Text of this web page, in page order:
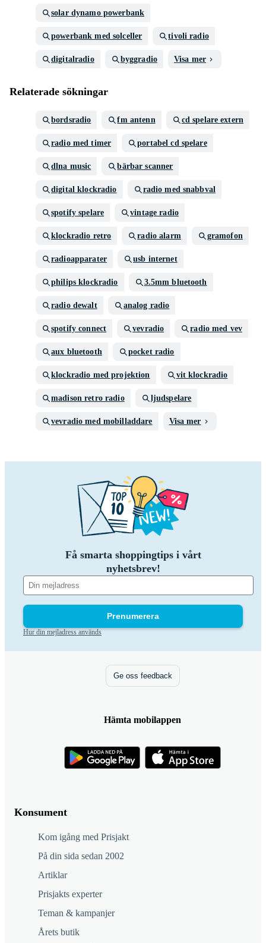
solar dynamo powerbank
powerbank med solceller tivoli radio
digitalradio byggradio Visa mer
Relaterade sökningar
bordsradio fm antenn cd spelare extern
radio med timer portabel cd spelare
dlna music bärbar scanner
digital klockradio radio med snabbval
spotify spelare vintage radio
klockradio retro radio alarm gramofon
radioapparater usb internet
philips klockradio 3.5mm bluetooth
radio dewalt analog radio
spotify connect vevradio radio med vev
aux bluetooth pocket radio
klockradio med projektion vit klockradio
madison retro radio ljudspelare
vevradio med mobilladdare Visa mer
Få smarta shoppingtips i vårt
nyhetsbrev!
Prenumerera
Hur din mejladress används
Konsument
Kom igång med Prisjakt
På din sida sedan 2002
Artiklar
Prisjakts experter
Teman & kampanjer
Årets butik
Ge oss feedback
Hämta mobilappen